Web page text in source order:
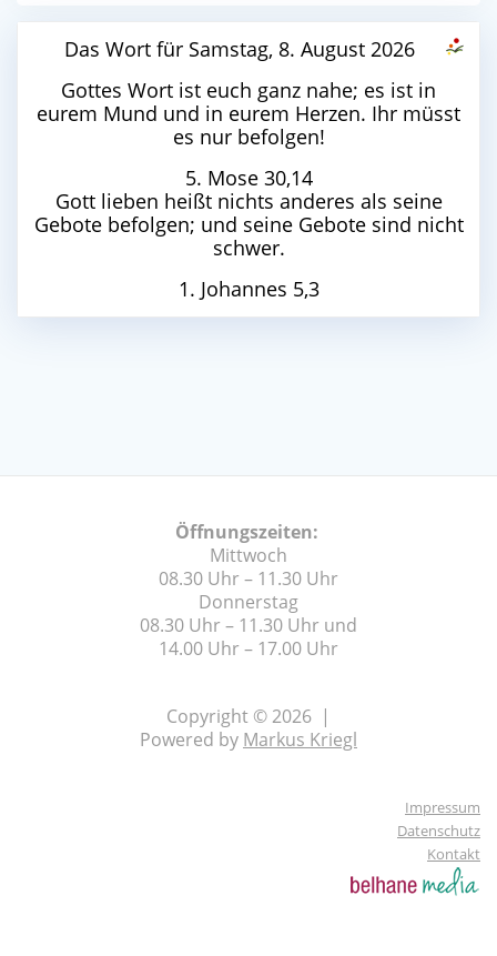
Das Wort für Samstag, 8. August 2026
Gottes Wort ist euch ganz nahe; es ist in
eurem Mund und in eurem Herzen. Ihr müsst
es nur befolgen!
5. Mose 30,14
Gott lieben heißt nichts anderes als seine
Gebote befolgen; und seine Gebote sind nicht
schwer.
1. Johannes 5,3
Öffnungszeiten:
Mittwoch
08.30 Uhr – 11.30 Uhr
Donnerstag
08.30 Uhr – 11.30 Uhr und
14.00 Uhr – 17.00 Uhr
Copyright © 2026 |
Powered by Markus Kriegl
Impressum
Datenschutz
Kontakt